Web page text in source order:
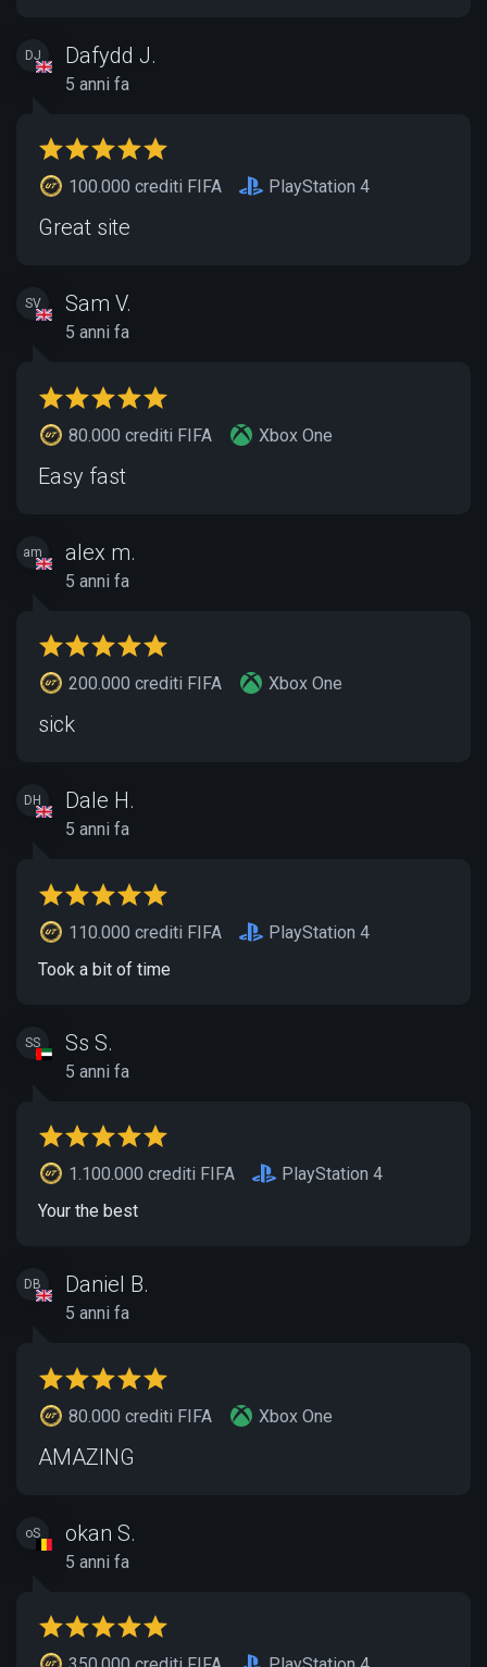
DJ Dafydd J.
5 anni fa
100.000 crediti FIFA PlayStation 4
Great site
SV Sam V.
5 anni fa
80.000 crediti FIFA Xbox One
Easy fast
am alex m.
5 anni fa
200.000 crediti FIFA Xbox One
sick
DH Dale H.
5 anni fa
110.000 crediti FIFA
PlayStation 4
Took a bit of time
SS Ss S.
5 anni fa
1.100.000 crediti FIFA
PlayStation 4
Your the best
DB Daniel B.
5 anni fa
80.000 crediti FIFA Xbox One
AMAZING
oS okan S.
5 anni fa